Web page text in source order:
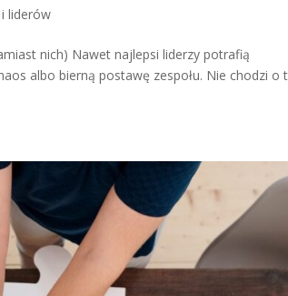
liderów
nich) Nawet najlepsi liderzy potrafią
albo bierną postawę zespołu. Nie chodzi o